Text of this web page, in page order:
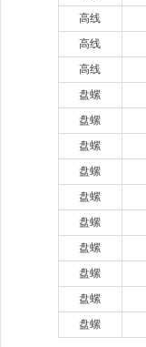
高线
高线
高线
盘螺
盘螺
盘螺
盘螺
盘螺
盘螺
盘螺
盘螺
盘螺
盘螺